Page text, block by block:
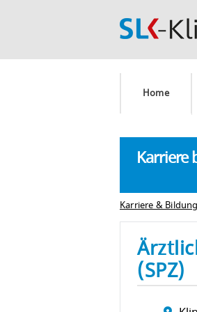
Home
Karriere
Karriere & Bildung
(SPZ)